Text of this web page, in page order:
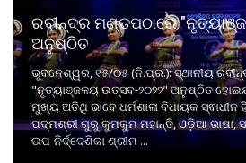
ରବୀନ୍ଦ୍ର ମଣ୍ଡପଠାରେ
ଅନୁଷ୍ଠିତ
ଭୁବନେଶ୍ୱର, ୧୫/୦୫ (ନି.ପ୍ର.): ସ୍ଥାନୀୟ
"ନୃତ୍ୟାଞ୍ଜଳୟ ଉତ୍ସବ-୨୦୨୨" ଅନୁଷ୍ଠିତ
ମୁଖ୍ୟ ଅତିଥି ଭାବେ ଧର୍ମଶାଳା ବିଧାୟକ ସ୍ଵାଧୀନ
ପଦ୍ମଶ୍ରୀ ଗୁରୁ କୁମକୁମ ମହାନ୍ତି, ଓଡ଼ିଆ ଭାଷା,
ଉପ-ନିର୍ଦ୍ଦେଶିକା ଶ୍ରୀମ ...